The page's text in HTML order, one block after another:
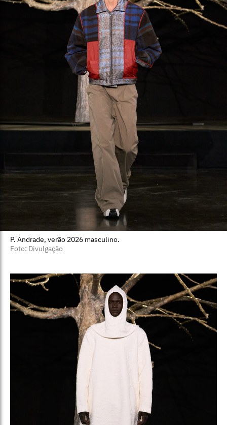
P. Andrade, verão 2026 masculino.
Foto: Divulgação